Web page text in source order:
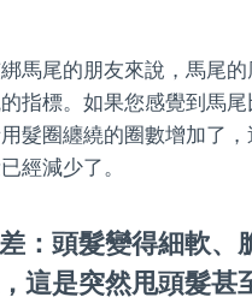
馬尾的朋友來說，馬尾
指標。如果您感覺到馬
髮圈纏繞的圈數增加了
經減少了。
：頭髮變得細軟、
這是突然甩頭髮甚